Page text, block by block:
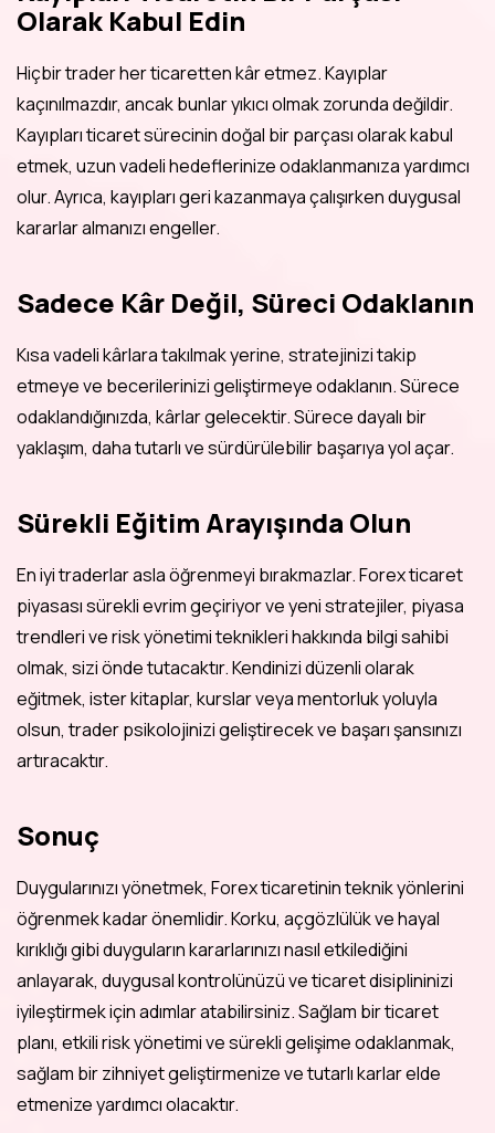
Olarak Kabul Edin
Hiçbir trader her ticaretten kâr etmez. Kayıplar
kaçınılmazdır, ancak bunlar yıkıcı olmak zorunda değildir.
Kayıpları ticaret sürecinin doğal bir parçası olarak kabul
etmek, uzun vadeli hedeflerinize odaklanmanıza yardımcı
olur. Ayrıca, kayıpları geri kazanmaya çalışırken duygusal
kararlar almanızı engeller.
Sadece Kâr Değil, Süreci Odaklanın
Kısa vadeli kârlara takılmak yerine, stratejinizi takip
etmeye ve becerilerinizi geliştirmeye odaklanın. Sürece
odaklandığınızda, kârlar gelecektir. Sürece dayalı bir
yaklaşım, daha tutarlı ve sürdürülebilir başarıya yol açar.
Sürekli Eğitim Arayışında Olun
En iyi traderlar asla öğrenmeyi bırakmazlar. Forex ticaret
piyasası sürekli evrim geçiriyor ve yeni stratejiler, piyasa
trendleri ve risk yönetimi teknikleri hakkında bilgi sahibi
olmak, sizi önde tutacaktır. Kendinizi düzenli olarak
eğitmek, ister kitaplar, kurslar veya mentorluk yoluyla
olsun, trader psikolojinizi geliştirecek ve başarı şansınızı
artıracaktır.
Sonuç
Duygularınızı yönetmek, Forex ticaretinin teknik yönlerini
öğrenmek kadar önemlidir. Korku, açgözlülük ve hayal
kırıklığı gibi duyguların kararlarınızı nasıl etkilediğini
anlayarak, duygusal kontrolünüzü ve ticaret disiplininizi
iyileştirmek için adımlar atabilirsiniz. Sağlam bir ticaret
planı, etkili risk yönetimi ve sürekli gelişime odaklanmak,
sağlam bir zihniyet geliştirmenize ve tutarlı karlar elde
etmenize yardımcı olacaktır.